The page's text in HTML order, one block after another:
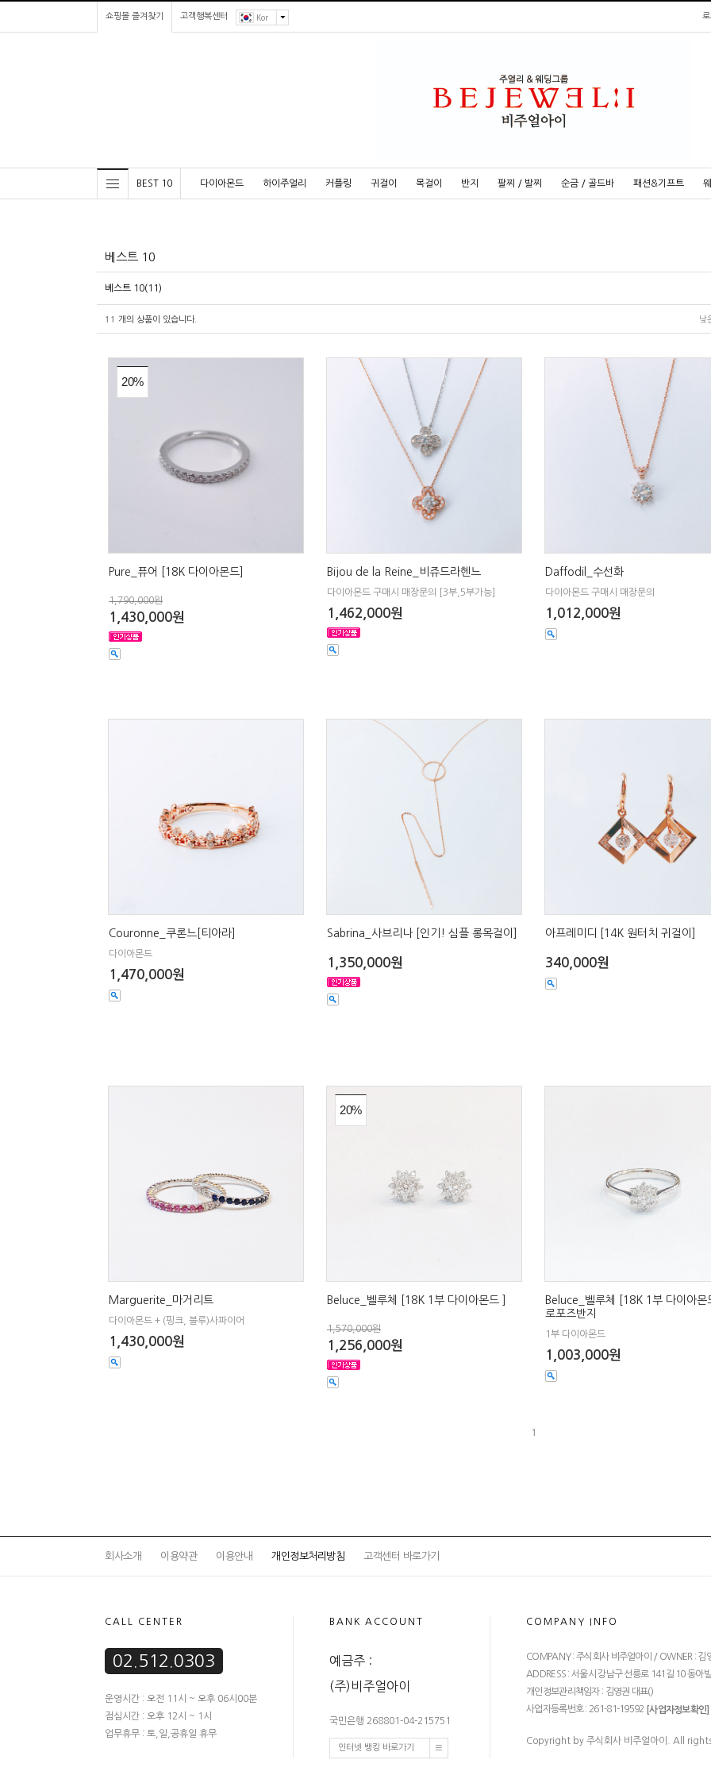
쇼핑몰 즐겨찾기 고객행복센터 Kor
BEST 10 다이아몬드 하이주얼리 커플링 귀걸이 목걸이 반지 팔찌 / 발찌 순금 / 골드바 패션&기프트
베스트 10
베스트 10(11)
11 개의 상품이 있습니다. 낮
20%
Pure_퓨어 [18K 다이아몬드]
1,790,000원
1,430,000원
Bijou de la Reine_비쥬드라헨느
다이아몬드 구매시 매장문의 [3부,5부가능]
1,462,000원
Daffodil_수선화
다이아몬드 구매시 매장문의
1,012,000원
Couronne_쿠론느[티아라]
다이아몬드
1,470,000원
Sabrina_사브리나 [인기! 심플 롱목걸이]
1,350,000원
아프레미디 [14K 원터치 귀걸이]
340,000원
Marguerite_마거리트
다이아몬드 + (핑크, 블루)사파이어
1,430,000원
20%
Beluce_벨루체 [18K 1부 다이아몬드 ]
1,570,000원
1,256,000원
Beluce_벨루체 [18K 1부 다이아몬
로포즈반지
1부 다이아몬드
1,003,000원
1
회사소개 이용약관 이용안내 개인정보처리방침 고객센터 바로가기
CALL CENTER
02.512.0303
운영시간 : 오전 11시 ~ 오후 06시00분
점심시간 : 오후 12시 ~ 1시
업무휴무 : 토,일,공휴일 휴무
BANK ACCOUNT
예금주 :
(주)비주얼아이
국민은행 268801-04-215751
인터넷 뱅킹 바로가기
COMPANY INFO
COMPANY : 주식회사 비주얼아이 / OWNER :
ADDRESS : 서울시 강남구 선릉로 141길 10 동아
개인정보관리책임자 : 김영권 대표()
사업자등록번호 : 261-81-19592 [사업자정보확인]
Copyright by 주식회사 비주얼아이. All